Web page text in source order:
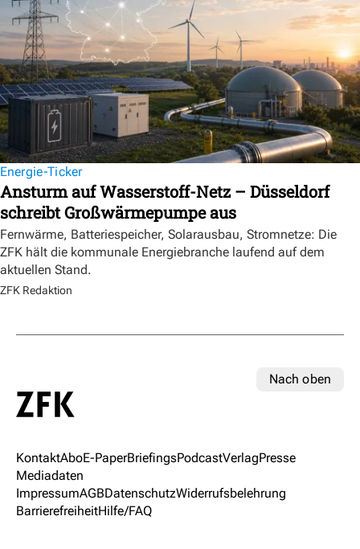
Energie-Ticker
Ansturm auf Wasserstoff-Netz – Düsseldorf
schreibt Großwärmepumpe aus
Fernwärme, Batteriespeicher, Solarausbau, Stromnetze: Die
ZFK hält die kommunale Energiebranche laufend auf dem
aktuellen Stand.
ZFK Redaktion
Nach oben
KontaktAboE-PaperBriefingsPodcastVerlagPresse
Mediadaten
ImpressumAGBDatenschutzWiderrufsbelehrung
BarrierefreiheitHilfe/FAQ